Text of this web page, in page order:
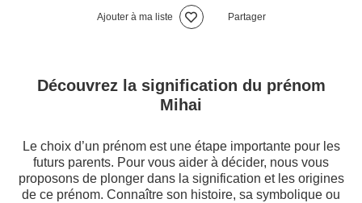
Ajouter à ma liste Partager
Découvrez la signification du prénom
Mihai
Le choix d’un prénom est une étape importante pour les
futurs parents. Pour vous aider à décider, nous vous
proposons de plonger dans la signification et les origines
de ce prénom. Connaître son histoire, sa symbolique ou